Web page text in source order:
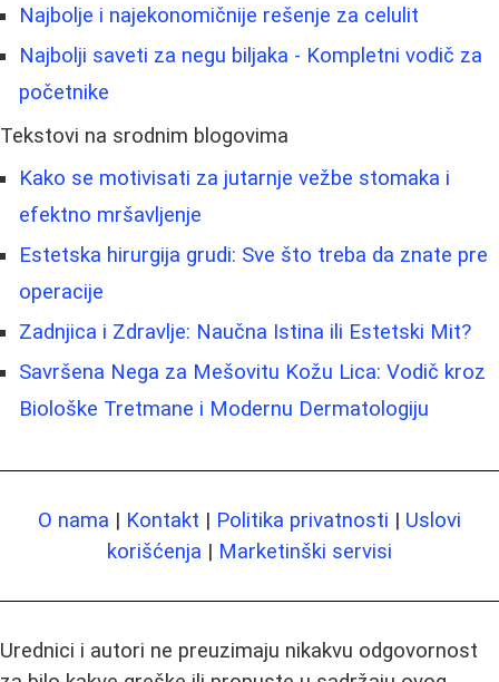
Najbolje i najekonomičnije rešenje za celulit
Najbolji saveti za negu biljaka - Kompletni vodič za
početnike
Tekstovi na srodnim blogovima
Kako se motivisati za jutarnje vežbe stomaka i
efektno mršavljenje
Estetska hirurgija grudi: Sve što treba da znate pre
operacije
Zadnjica i Zdravlje: Naučna Istina ili Estetski Mit?
Savršena Nega za Mešovitu Kožu Lica: Vodič kroz
Biološke Tretmane i Modernu Dermatologiju
O nama | Kontakt | Politika privatnosti | Uslovi
korišćenja | Marketinški servisi
Urednici i autori ne preuzimaju nikakvu odgovornost